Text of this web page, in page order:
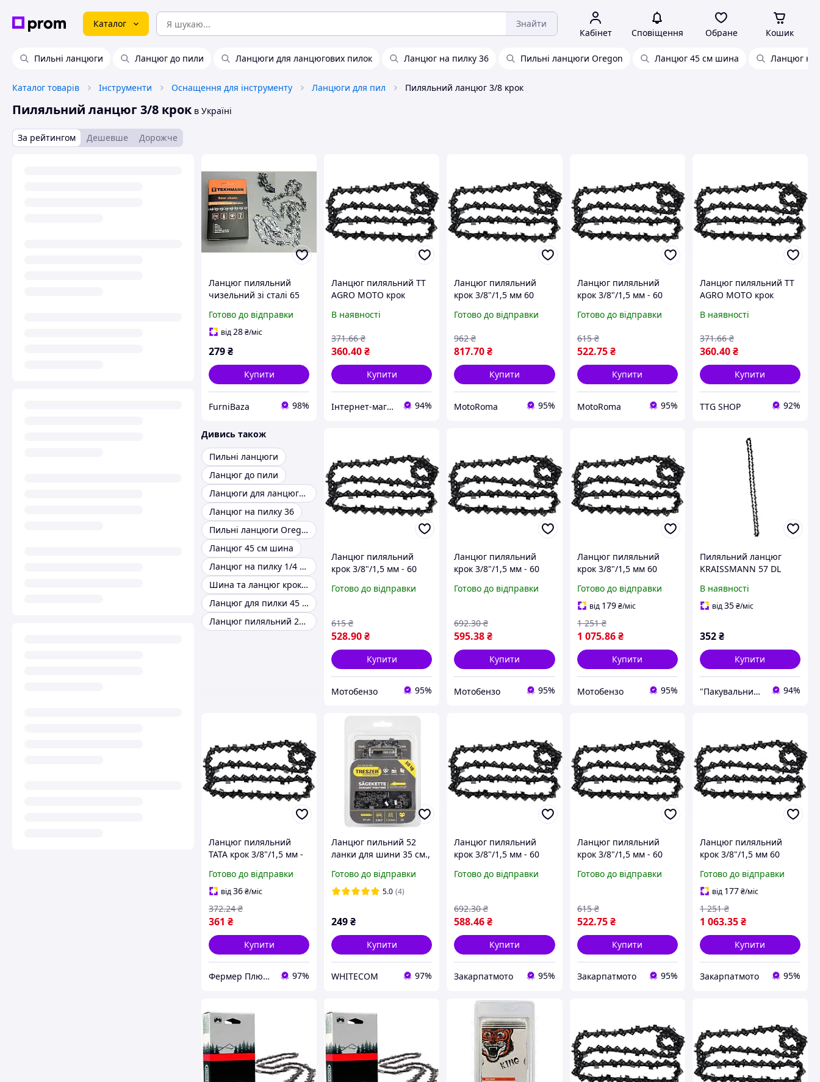
Каталог Знайти
Кабінет Сповіщення Обране Кошик
Пильні ланцюги Ланцюг до пили Ланцюги для ланцюгових пилок Ланцюг на пилку 36 Пильні ланцюги Oregon Ланцюг 45 см шина Ланцюг на
Каталог товарів Інструменти Оснащення для інструменту Ланцюги для пил Пиляльний ланцюг 3/8 крок
Пиляльний ланцюг 3/8 крок в Україні
За рейтингом Дешевше Дорожче
Ланцюг пиляльний
чизельний зі сталі 65
(16"), 57 ланок, крок
3/8" Lp TEKHMAN для
Готово до відправки
від28₴/міс
279₴
Купити
FurniBaza 98%
Ланцюг пиляльний TT
AGRO MOTO крок
В наявності
360.40₴
371.66 ₴
Купити
Інтернет-магазин TT AGRO MOTO 94%
Ланцюг пиляльний
крок 3/8"/1,5 мм 60
Готово до відправки
817.70₴
962 ₴
Купити
MotoRoma 95%
Ланцюг пиляльний
крок 3/8"/1,5 мм - 60
Готово до відправки
522.75 ₴
615 ₴
Купити
MotoRoma 95%
Ланцюг пиляльний TT
AGRO MOTO крок
В наявності
360.40₴
371.66 ₴
Купити
TTG SHOP 92%
Дивись також
Пильні ланцюги
Ланцюг до пили
Ланцюги для ланцюгових пилок
Ланцюг на пилку 36
Пильні ланцюги Oregon
Ланцюг 45 см шина
Ланцюг на пилку 1/4 крок
Шина та ланцюг крок 1/4
Ланцюг для пилки 45 см
Ланцюг пиляльний 28.5зуб
Ланцюг пиляльний
крок 3/8"/1,5 мм - 60
Готово до відправки
528.90₴
615 ₴
Купити
Мотобензо 95%
Ланцюг пиляльний
крок 3/8"/1,5 мм - 60
Готово до відправки
595.38₴
692.30 ₴
Купити
Мотобензо 95%
Ланцюг пиляльний
крок 3/8"/1,5 мм 60
Готово до відправки
від 179 ₴/міс
1 075.86 ₴
1 251 ₴
Купити
Мотобензо 95%
Пиляльний ланцюг
KRAISSMANN 57 DL
шину 40см, супер-зуб)
В наявності
від35₴/міс
352₴
Купити
"Пакувальники" - пакувальні матеріали оптом та в роздріб 94%
Ланцюг пиляльний
ТАТА крок 3/8"/1,5 мм -
Готово до відправки
від36₴/міс
361 ₴
372.24 ₴
Купити
Фермер Плюс - інтернет магазин садової техніки 97%
Ланцюг пильний 52
ланки для шини 35 см.,
ланки 1,3 мм. супер зуб
TRESZER
Готово до відправки
5.0 (4)
249₴
Купити
WHITECOM 97%
Ланцюг пиляльний
крок 3/8"/1,5 мм - 60
Готово до відправки
588.46₴
692.30 ₴
Купити
Закарпатмото 95%
Ланцюг пиляльний
крок 3/8"/1,5 мм - 60
Готово до відправки
522.75 ₴
615 ₴
Купити
Закарпатмото 95%
Ланцюг пиляльний
крок 3/8"/1,5 мм 60
Готово до відправки
від 177₴/міс
1 063.35₴
1 251 ₴
Купити
Закарпатмото 95%